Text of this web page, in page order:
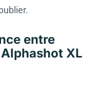
entre
XL